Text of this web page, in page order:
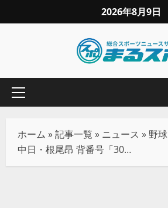
2026年8月9日
ホーム »記事一覧 » ニュース » 野球
中日・根尾昂 背番号「30」で迎える7年目 「本人も焦っている感はあると思う」片岡篤史氏が投手コンバートから起用法までを語る